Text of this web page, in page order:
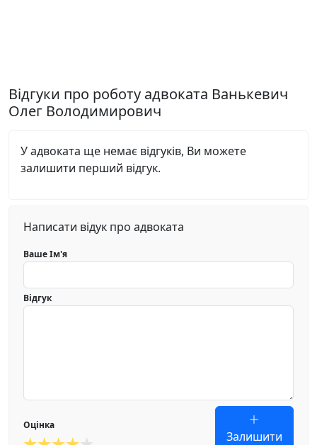
Відгуки про роботу адвоката Ванькевич
Олег Володимирович
У адвоката ще немає відгуків, Ви можете
залишити перший відгук.
Написати відук про адвоката
Ваше Ім'я
Відгук
Оцінка
Залишити